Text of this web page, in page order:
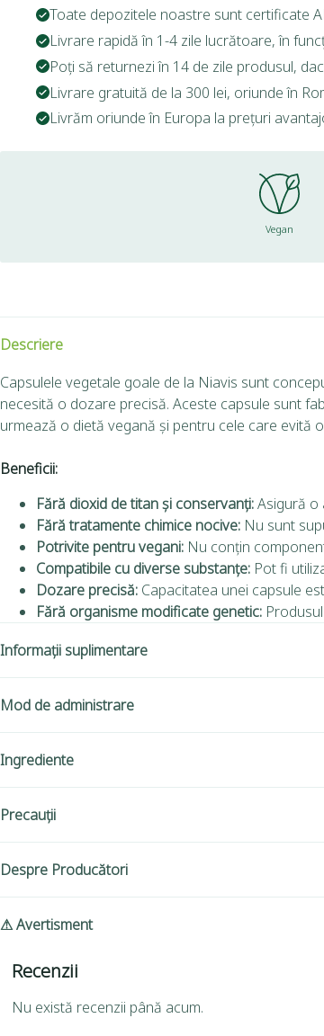
Toate depozitele noastre sunt certificate
Livrare rapidă în 1-4 zile lucrătoare, în
Poți să returnezi în 14 de zile produsul,
Livrare gratuită de la 300 lei, oriunde în
Livrăm oriunde în Europa la prețuri
Vegan
Descriere
Capsulele vegetale goale de la Niavis sunt
necesită o dozare precisă. Aceste capsule sunt
urmează o dietă vegană și pentru cele care evită
Beneficii:
Fără dioxid de titan și conservanți:Asigură o
Fără tratamente chimice nocive: Nu sunt
Potrivite pentru vegani: Nu conțin
Compatibile cu diverse substanțe: Pot fi
Dozare precisă: Capacitatea unei capsule
Fără organisme modificate genetic:
Informații suplimentare
Mod de administrare
Ingrediente
Precauții
Despre Producători
⚠ Avertisment
Recenzii
Nu există recenzii până acum.